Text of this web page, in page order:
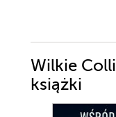
Wilkie
książki